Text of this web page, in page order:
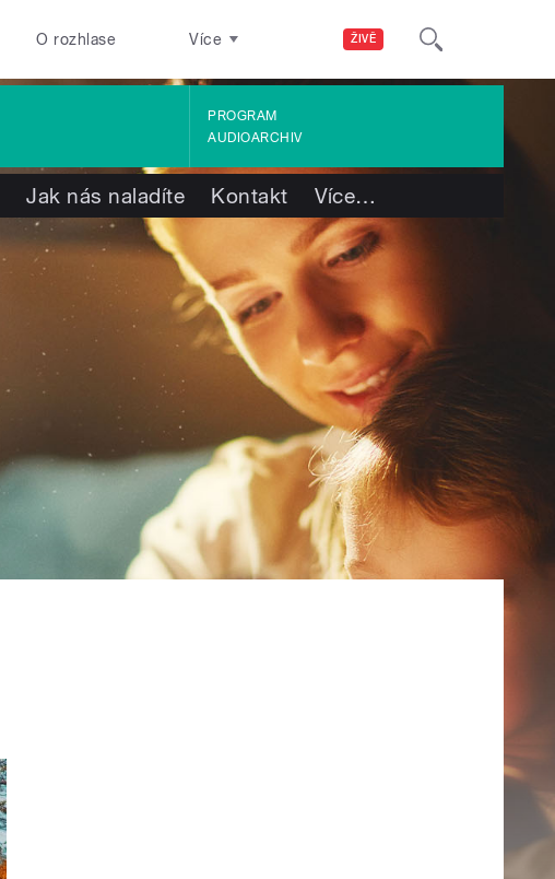
ŽIVĚ
O rozhlase Více
PROGRAM
AUDIOARCHIV
Jak nás naladíte Kontakt Více…